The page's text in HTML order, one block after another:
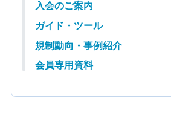
入会のご案内
ガイド・ツール
規制動向・事例紹介
会員専用資料